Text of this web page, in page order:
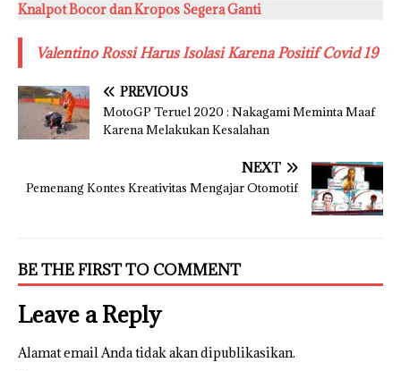
Knalpot Bocor dan Kropos Segera Ganti
Valentino Rossi Harus Isolasi Karena Positif Covid 19
PREVIOUS
MotoGP Teruel 2020 : Nakagami Meminta Maaf
Karena Melakukan Kesalahan
NEXT
Pemenang Kontes Kreativitas Mengajar Otomotif
BE THE FIRST TO COMMENT
Leave a Reply
Alamat email Anda tidak akan dipublikasikan.